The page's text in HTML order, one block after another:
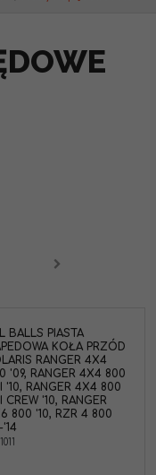
BALLS PIASTA
KOŁA PRZÓD
RANGER 4X4
'09, RANGER 4X4 800
'10, RANGER 4X4 800
CREW '10, RANGER
800 '10, RZR 4 800
'14